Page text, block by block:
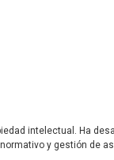
intelectual. Ha
y gestión de